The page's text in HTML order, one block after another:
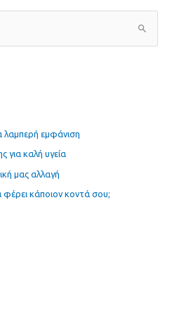
λαμπερή εμφάνιση
για καλή υγεία
μας αλλαγή
κάποιον κοντά σου;